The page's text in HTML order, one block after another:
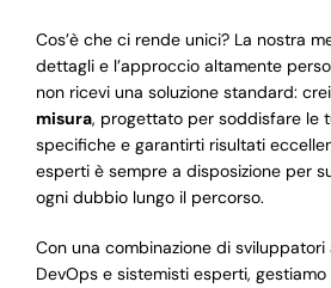
Cos’è che ci rende unici? La nostra
dettagli e l’approccio altamente
non ricevi una soluzione standard:
misura, progettato per soddisfare le
specifiche e garantirti risultati
esperti è sempre a disposizione per
ogni dubbio lungo il percorso.
Con una combinazione di
DevOps e sistemisti esperti,